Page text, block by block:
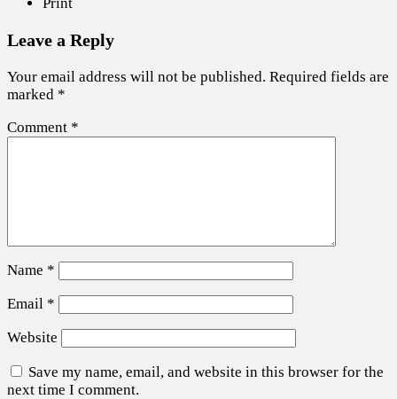
Leave a Reply
Your email address will not be published. Required fields are
marked *
Comment *
Name *
Email *
Website
Save my name, email, and website in this browser for the
next time I comment.